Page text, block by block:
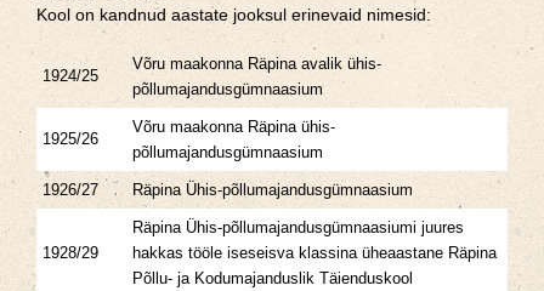
Kool on kandnud aastate jooksul erinevaid nimesid:
1924/25
Võru maakonna Räpina avalik ühis-
põllumajandusgümnaasium
1925/26
Võru maakonna Räpina ühis-
põllumajandusgümnaasium
1926/27 Räpina Ühis-põllumajandusgümnaasium
1928/29
Räpina Ühis-põllumajandusgümnaasiumi juures
hakkas tööle iseseisva klassina üheaastane Räpina
Põllu- ja Kodumajanduslik Täienduskool